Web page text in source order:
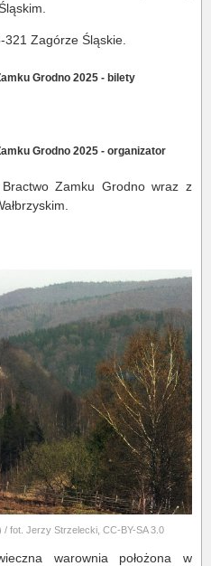
321 Zagórze Śląskie.
Grodno 2025 - bilety
Grodno 2025 - organizator
Zamku Grodno wraz z
fot. Jerzy Strzelecki, CC-BY-SA 3.0
warownia położona w